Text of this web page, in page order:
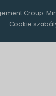
Group.
Cookie